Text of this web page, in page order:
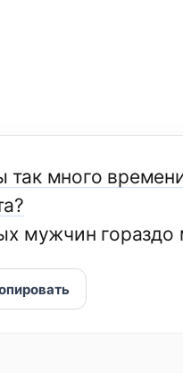
много
мужчин гораздо